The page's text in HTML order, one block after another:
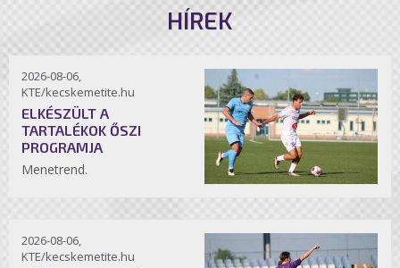
HÍREK
2026-08-06,
KTE/kecskemetite.hu
ELKÉSZÜLT A
TARTALÉKOK ŐSZI
PROGRAMJA
Menetrend.
2026-08-06,
KTE/kecskemetite.hu